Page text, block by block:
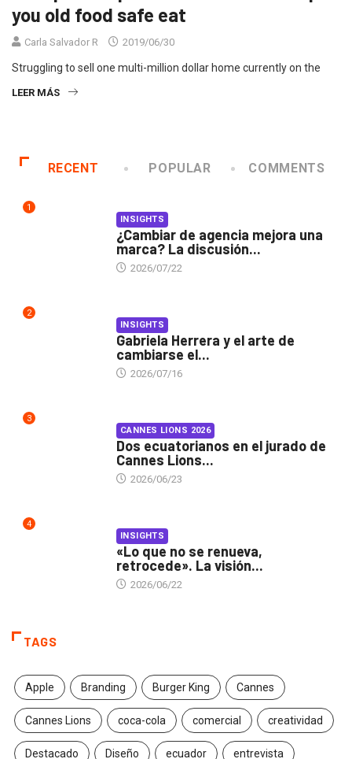
you old food safe eat
Carla Salvador R 2019/06/30
Struggling to sell one multi-million dollar home currently on the
LEER MÁS
RECENT POPULAR COMMENTS
1
INSIGHTS
¿Cambiar de agencia mejora una
marca? La discusión...
2026/07/22
2
INSIGHTS
Gabriela Herrera y el arte de
cambiarse el...
2026/07/16
3
CANNES LIONS 2026
Dos ecuatorianos en el jurado de
Cannes Lions...
2026/06/23
4
INSIGHTS
«Lo que no se renueva,
retrocede». La visión...
2026/06/22
TAGS
Apple Branding Burger King Cannes
Cannes Lions coca-cola comercial creatividad
Destacado Diseño ecuador entrevista